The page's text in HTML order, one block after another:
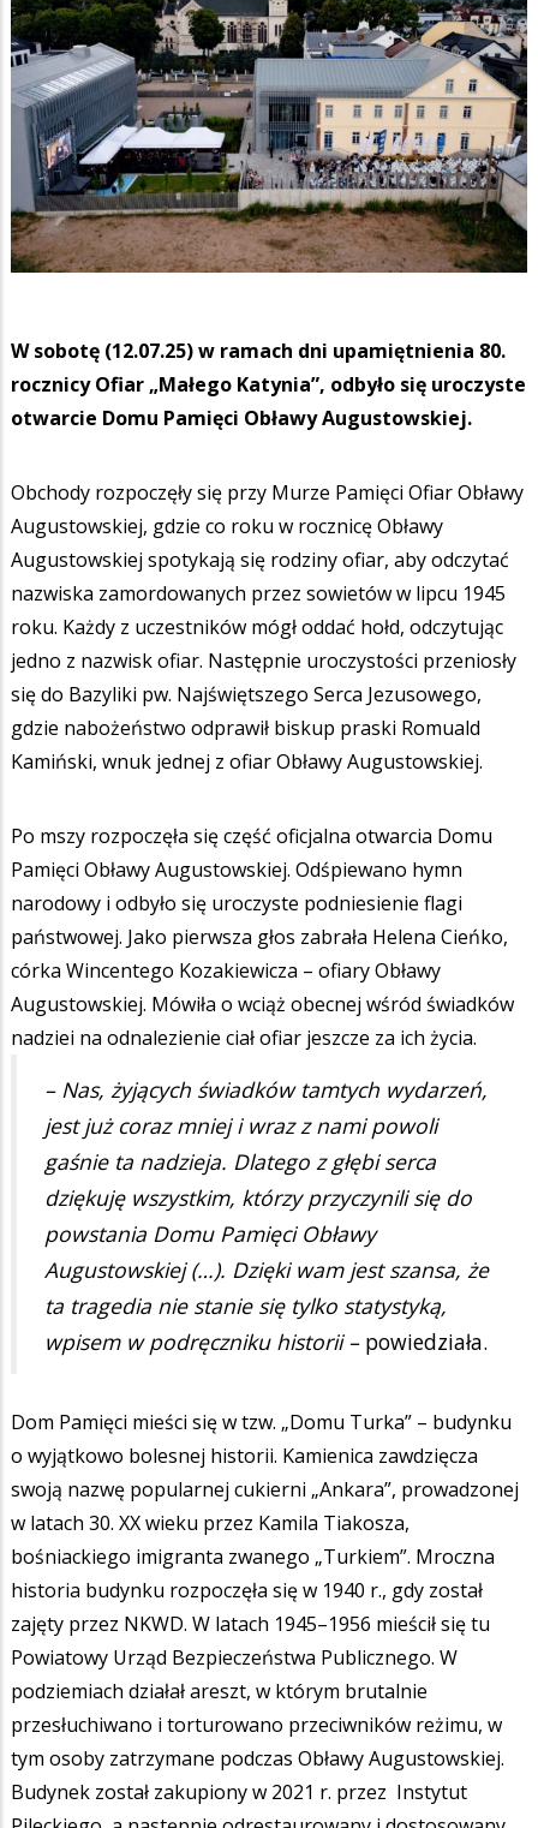
W sobotę (12.07.25) w ramach dni upamiętnienia 80.
rocznicy Ofiar „Małego Katynia”, odbyło się uroczyste
otwarcie Domu Pamięci Obławy Augustowskiej.
Obchody rozpoczęły się przy Murze Pamięci Ofiar Obławy
Augustowskiej, gdzie co roku w rocznicę Obławy
Augustowskiej spotykają się rodziny ofiar, aby odczytać
nazwiska zamordowanych przez sowietów w lipcu 1945
roku. Każdy z uczestników mógł oddać hołd, odczytując
jedno z nazwisk ofiar. Następnie uroczystości przeniosły
się do Bazyliki pw. Najświętszego Serca Jezusowego,
gdzie nabożeństwo odprawił biskup praski Romuald
Kamiński, wnuk jednej z ofiar Obławy Augustowskiej.
Po mszy rozpoczęła się część oficjalna otwarcia Domu
Pamięci Obławy Augustowskiej. Odśpiewano hymn
narodowy i odbyło się uroczyste podniesienie flagi
państwowej. Jako pierwsza głos zabrała Helena Cieńko,
córka Wincentego Kozakiewicza – ofiary Obławy
Augustowskiej. Mówiła o wciąż obecnej wśród świadków
nadziei na odnalezienie ciał ofiar jeszcze za ich życia.
– Nas, żyjących świadków tamtych wydarzeń,
jest już coraz mniej i wraz z nami powoli
gaśnie ta nadzieja. Dlatego z głębi serca
dziękuję wszystkim, którzy przyczynili się do
powstania Domu Pamięci Obławy
Augustowskiej (…). Dzięki wam jest szansa, że
ta tragedia nie stanie się tylko statystyką,
wpisem w podręczniku historii – powiedziała.
Dom Pamięci mieści się w tzw. „Domu Turka” – budynku
o wyjątkowo bolesnej historii. Kamienica zawdzięcza
swoją nazwę popularnej cukierni „Ankara”, prowadzonej
w latach 30. XX wieku przez Kamila Tiakosza,
bośniackiego imigranta zwanego „Turkiem”. Mroczna
historia budynku rozpoczęła się w 1940 r., gdy został
zajęty przez NKWD. W latach 1945–1956 mieścił się tu
Powiatowy Urząd Bezpieczeństwa Publicznego. W
podziemiach działał areszt, w którym brutalnie
przesłuchiwano i torturowano przeciwników reżimu, w
tym osoby zatrzymane podczas Obławy Augustowskiej.
Budynek został zakupiony w 2021 r. przez Instytut